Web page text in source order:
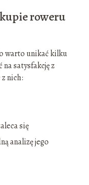
roweru
warto unikać kilku
na satysfakcję z
nich:
się
analizę jego